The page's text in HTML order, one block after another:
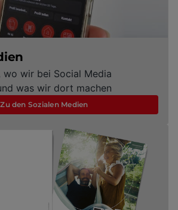
wo wir bei Social Media
was wir dort machen
Zu den Sozialen Medien